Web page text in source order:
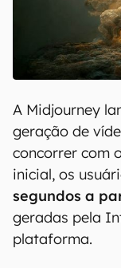
A Midjourney
geração de
concorrer com
inicial, os
segundos a
geradas pela
plataforma.